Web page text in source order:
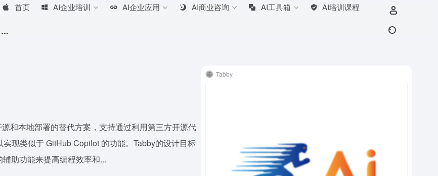
首页 AI企业培训 AI企业应用 AI商业咨询 AI工具箱 AI培训课程
和本地部署的替代方案，支持通过利用第三方开源代
现类似于 GitHub Copilot 的功能。Tabby的设计目标
助功能来提高编程效率和...
Tabby